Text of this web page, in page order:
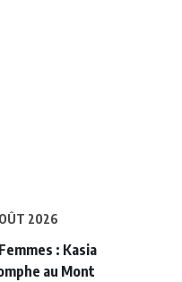
2026
: Kasia
au Mont